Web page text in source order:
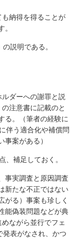
納得を得ることが
。
説明である。
ダーへの謝罪と説
注意書に記載のと
る。（筆者の経験に
伴う適合化や補償問
案がある）
、補足しておく。
事実調査と原因調査
新たな不正ではない
がる）事案も珍しく
能偽装問題などが典
ながら並行でフェ
発表がなされ、かつ